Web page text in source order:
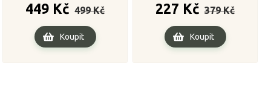
449 Kč
cena
499 Kč
Koupit
227 Kč
cena
379 Kč
Koupit